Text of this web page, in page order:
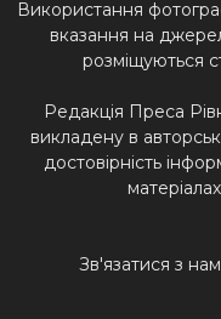
Використання
вказання на
розміщуються
Редакція Преса
викладену в
достовірність
Зв'язатися з